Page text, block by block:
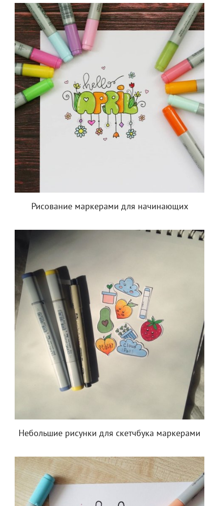
Рисование маркерами для начинающих
Небольшие рисунки для скетчбука маркерами